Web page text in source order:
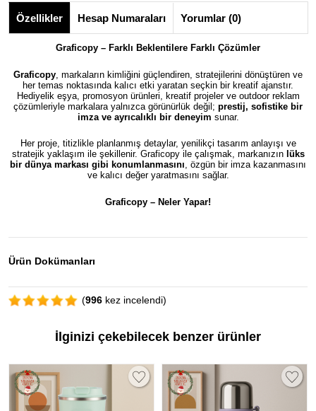
Özellikler Hesap Numaraları Yorumlar (0)
Graficopy – Farklı Beklentilere Farklı Çözümler
Graficopy , markaların kimliğini güçlendiren, stratejilerini dönüştüren ve
her temas noktasında kalıcı etki yaratan seçkin bir kreatif ajanstır.
Hediyelik eşya, promosyon ürünleri, kreatif projeler ve outdoor reklam
çözümleriyle markalara yalnızca görünürlük değil; prestij, sofistike bir
imza ve ayrıcalıklı bir deneyim sunar.
Her proje, titizlikle planlanmış detaylar, yenilikçi tasarım anlayışı ve
stratejik yaklaşım ile şekillenir. Graficopy ile çalışmak, markanızın lüks
bir dünya markası gibi konumlanmasını, özgün bir imza kazanmasını
ve kalıcı değer yaratmasını sağlar.
Graficopy – Neler Yapar!
Ürün Dokümanları
(996 kez incelendi)
İlginizi çekebilecek benzer ürünler